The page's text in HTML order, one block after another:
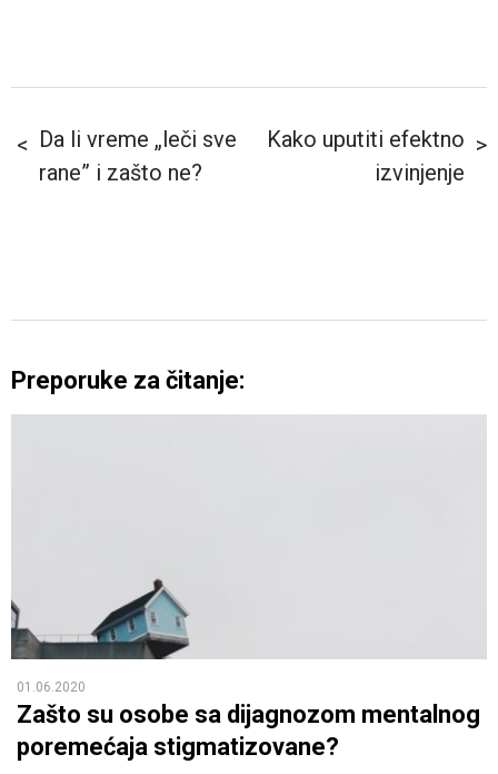
Da li vreme „leči sve
rane” i zašto ne?
Kako uputiti efektno
izvinjenje
Preporuke za čitanje:
01.06.2020
Zašto su osobe sa dijagnozom mentalnog
poremećaja stigmatizovane?